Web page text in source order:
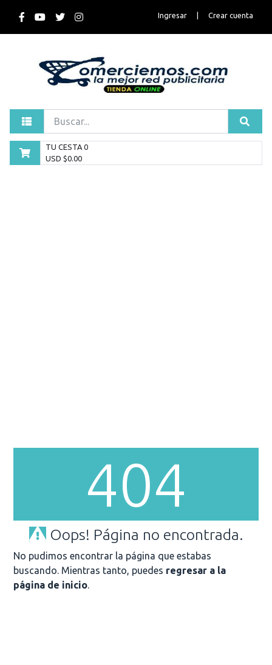
Ingresar Crear cuenta
TU CESTA 0
USD $0.00
404
Oops! Página no encontrada.
No pudimos encontrar la página que estabas
buscando. Mientras tanto, puedes regresar a la
página de inicio